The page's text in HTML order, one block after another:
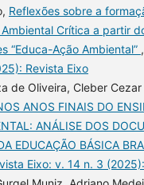
Reflexões sobre a
Crítica a partir
“Educa-Ação Ambiental” ,
Revista Eixo
de Oliveira, Cleber
ANOS FINAIS DO
ANÁLISE DOS
EDUCAÇÃO BÁSICA
Eixo: v. 14 n. 3